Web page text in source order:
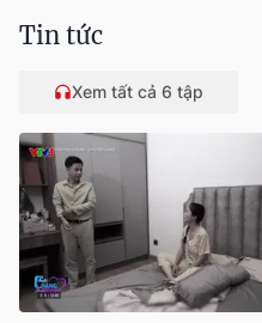
Tin tức
Xem tất cả 6 tập